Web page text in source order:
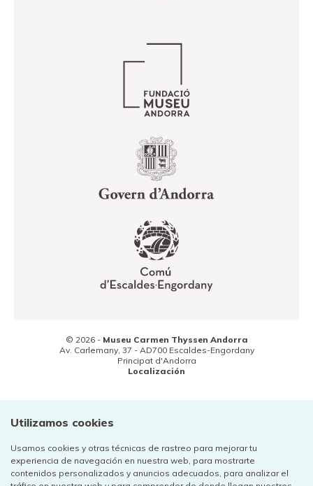
Utilizamos cookies
Usamos cookies y otras técnicas de rastreo para mejorar tu
experiencia de navegación en nuestra web, para mostrarte
contenidos personalizados y anuncios adecuados, para analizar el
© 2026 - Museu Carmen Thyssen Andorra
Av. Carlemany, 37 - AD700 Escaldes-Engordany
Principat d'Andorra
Localización